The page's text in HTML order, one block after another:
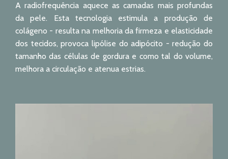
A radiofrequência aquece as camadas mais profundas
da pele. Esta tecnologia estimula a produção de
colágeno - resulta na melhoria da firmeza e elasticidade
dos tecidos, provoca lipólise do adipócito - redução do
tamanho das células de gordura e como tal do volume,
melhora a circulação e atenua estrias.